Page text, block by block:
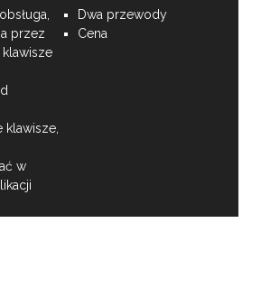
przez
klawisze,
w
Dwa przewody
Cena